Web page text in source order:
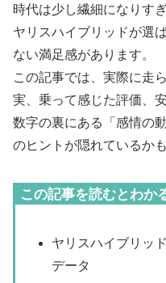
時代は少し繊細になりすぎ
ヤリスハイブリッドが選
ない満足感があります。
この記事では、実際に走
実、乗って感じた評価、
数字の裏にある「感情の
のヒントが隠れているか
この記事を読むとわか
ヤリスハイブリッ
データ